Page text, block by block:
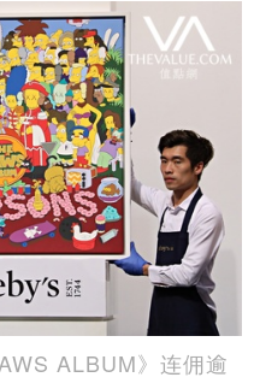
ALBUM》连佣逾